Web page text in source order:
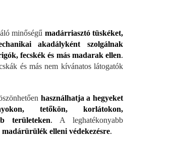
minőségű madárriasztó tüskéket,
akadályként szolgálnak
fecskék és más madarak ellen.
és más nem kívánatos látogatók
használhatja a hegyeket
tetőkön, korlátokon,
területeken. A leghatékonyabb
madárürülék elleni védekezésre.